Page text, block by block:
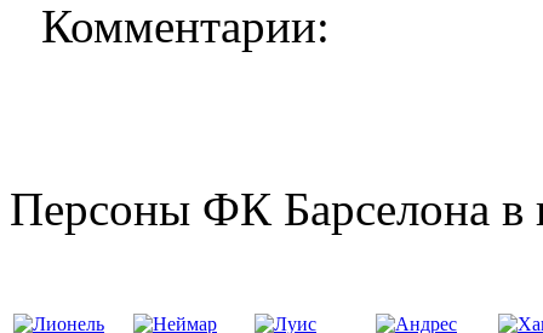
Комментарии:
Персоны ФК Барселона в